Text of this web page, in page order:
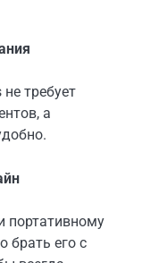
требует
а
портативному
брать его с